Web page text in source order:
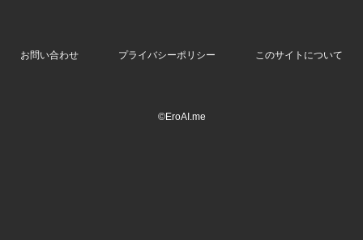
お問い合わせ プライバシーポリシー このサイトについて
©EroAI.me